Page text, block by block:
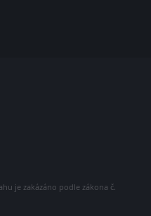
je zakázáno podle zákona č.